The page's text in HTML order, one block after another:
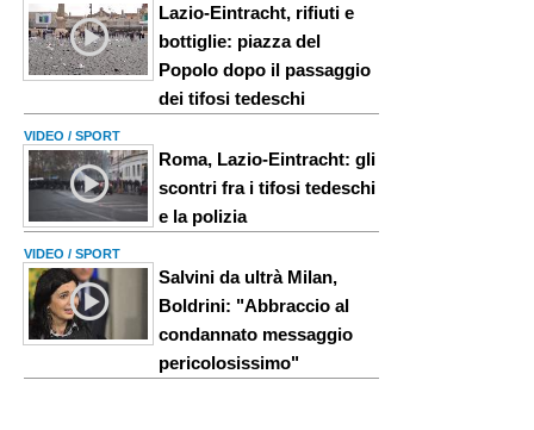
Lazio-Eintracht, rifiuti e
bottiglie: piazza del
Popolo dopo il passaggio
dei tifosi tedeschi
VIDEO / SPORT
Roma, Lazio-Eintracht: gli
scontri fra i tifosi tedeschi
e la polizia
VIDEO / SPORT
Salvini da ultrà Milan,
Boldrini: "Abbraccio al
condannato messaggio
pericolosissimo"